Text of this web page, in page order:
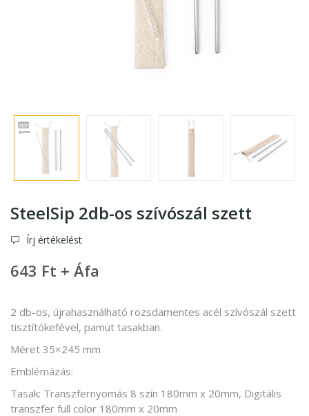
SteelSip 2db-os szívószál szett
Írj értékelést
643 Ft + Áfa
2 db-os, újrahasználható rozsdamentes acél szívószál szett
tisztítókefével, pamut tasakban.
Méret 35×245 mm
Emblémázás:
Tasak: Transzfernyomás 8 szín 180mm x 20mm, Digitális
transzfer full color 180mm x 20mm